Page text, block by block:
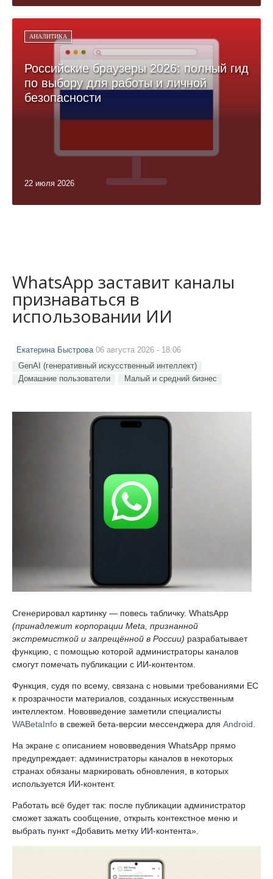
АНАЛИТИКА
Российские браузеры 2026: полный гид
по выбору для работы и личной
безопасности
22 июля 2026
WhatsApp заставит каналы
признаваться в
использовании ИИ
Екатерина Быстрова06 августа 2026 - 18:06
GenAI (генеративный искусственный интеллект)
Домашние пользователи
Малый и средний бизнес
Сгенерировал картинку — повесь табличку. WhatsApp
(принадлежит корпорации Meta, признанной
экстремисткой и запрещённой в России) разрабатывает
функцию, с помощью которой администраторы каналов
смогут помечать публикации с ИИ-контентом.
Функция, судя по всему, связана с новыми требованиями ЕС
к прозрачности материалов, созданных искусственным
интеллектом. Нововведение заметили специалисты
WABetaInfo в свежей бета-версии мессенджера для Android
На экране с описанием нововведения WhatsApp прямо
предупреждает: администраторы каналов в некоторых
странах обязаны маркировать обновления, в которых
используется ИИ-контент.
Работать всё будет так: после публикации администратор
сможет зажать сообщение, открыть контекстное меню и
выбрать пункт «Добавить метку ИИ-контента».